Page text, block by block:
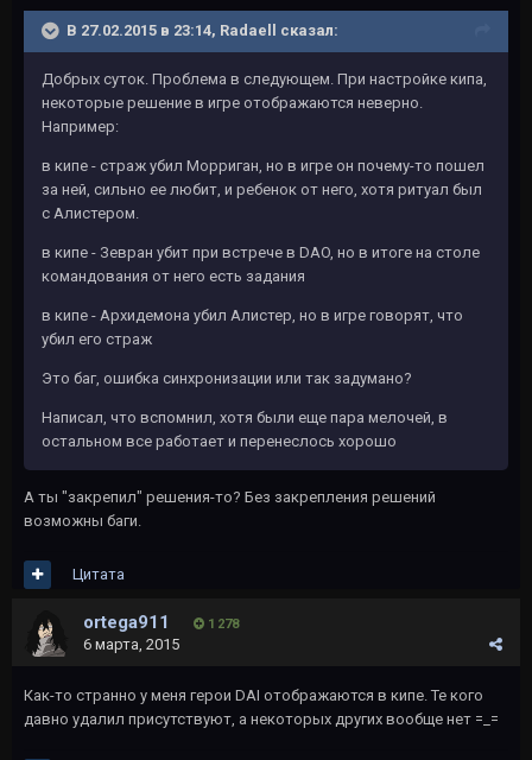
В 27.02.2015 в 23:14, Radaell сказал:
Добрых суток. Проблема в следующем. При настройке кипа,
некоторые решение в игре отображаются неверно.
Например:
в кипе - страж убил Морриган, но в игре он почему-то пошел
за ней, сильно ее любит, и ребенок от него, хотя ритуал был
с Алистером.
в кипе - Зевран убит при встрече в DAO, но в итоге на столе
командования от него есть задания
в кипе - Архидемона убил Алистер, но в игре говорят, что
убил его страж
Это баг, ошибка синхронизации или так задумано?
Написал, что вспомнил, хотя были еще пара мелочей, в
остальном все работает и перенеслось хорошо
А ты "закрепил" решения-то? Без закрепления решений
возможны баги.
Цитата
ortega911 1 278
6 марта, 2015
Как-то странно у меня герои DAI отображаются в кипе. Те кого
давно удалил присутствуют, а некоторых других вообще нет =_=